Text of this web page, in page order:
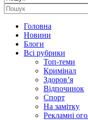
Головна
Новини
Блоги
Всі рубрики
Топ-теми
Кримінал
Здоров’я
Відпочинок
Спорт
На замітку
Рекламні